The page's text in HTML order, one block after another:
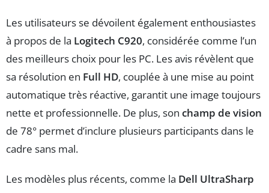
Les utilisateurs se dévoilent également enthousiastes
à propos de la Logitech C920, considérée comme l’un
des meilleurs choix pour les PC. Les avis révèlent que
sa résolution en Full HD, couplée à une mise au point
automatique très réactive, garantit une image toujours
nette et professionnelle. De plus, son champ de vision
de 78° permet d’inclure plusieurs participants dans le
cadre sans mal.
Les modèles plus récents, comme la Dell UltraSharp